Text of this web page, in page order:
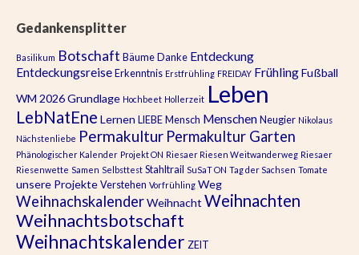
Gedankensplitter
Basilikum Botschaft Bäume Danke Entdeckung
Entdeckungsreise Erkenntnis Erstfrühling FREIDAY FrühlingFußball
WM 2026Grundlage Hochbeet Hollerzeit Leben
LebNatEne Lernen LIEBE Mensch Menschen Neugier Nikolaus
Nächstenliebe Permakultur Permakultur Garten
Phänologischer Kalender Projekt ON Riesaer Riesen Weitwanderweg Riesaer
Riesenwette Samen Selbsttest Stahltrail SuSaT ON Tag der Sachsen Tomate
unsere Projekte Verstehen Vorfrühling Weg
WeihnachskalenderWeihnachtWeihnachten
Weihnachtsbotschaft
Weihnachtskalender ZEIT